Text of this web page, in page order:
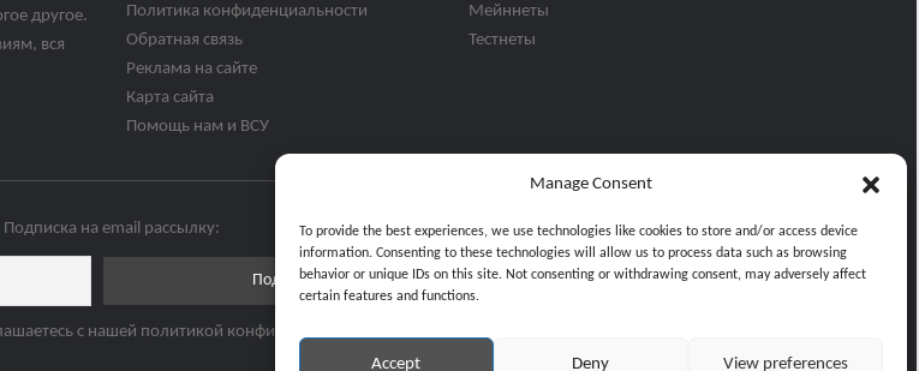
Manage Consent
To provide the best experiences, we use technologies like cookies to store and/or access device
information. Consenting to these technologies will allow us to process data such as browsing
behavior or unique IDs on this site. Not consenting or withdrawing consent, may adversely affect
certain features and functions.
Accept Deny View preferences
другое.
вся
Политика конфиденциальности
Обратная связь
Реклама на сайте
Карта сайта
Помощь нам и ВСУ
Мейннеты
Тестнеты
Подписка на email рассылку:
с нашей политикой конфиденциальности